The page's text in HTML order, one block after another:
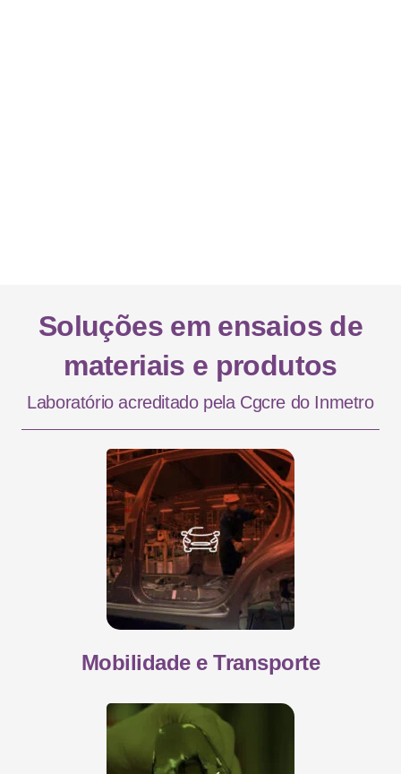
Soluções em ensaios de
materiais e produtos
Laboratório acreditado pela Cgcre do Inmetro
Mobilidade e Transporte